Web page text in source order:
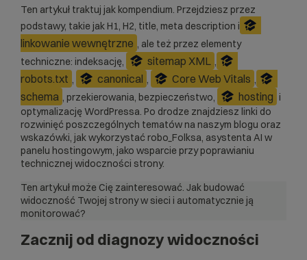
Ten artykuł traktuj jak kompendium. Przejdziesz przez
podstawy, takie jak H1, H2, title, meta description i
linkowanie wewnętrzne , ale też przez elementy
techniczne: indeksację,
sitemap XML ,
robots.txt , canonical , Core Web Vitals ,
schema , przekierowania, bezpieczeństwo, hosting i
optymalizację WordPressa. Po drodze znajdziesz linki do
rozwinięć poszczególnych tematów na naszym blogu oraz
wskazówki, jak wykorzystać robo_Folksa, asystenta AI w
panelu hostingowym, jako wsparcie przy poprawianiu
technicznej widoczności strony.
Ten artykuł może Cię zainteresować. Jak budować
widoczność Twojej strony w sieci i automatycznie ją
monitorować?
Zacznij od diagnozy widoczności